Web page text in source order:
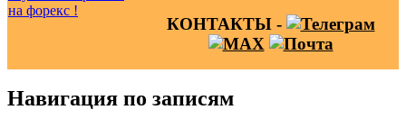
КОНТАКТЫ -
Навигация по записям